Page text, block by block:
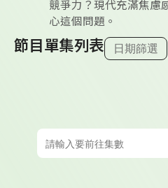
競爭力？現代充滿焦慮
心這個問題。
節目單集列表 日期篩選